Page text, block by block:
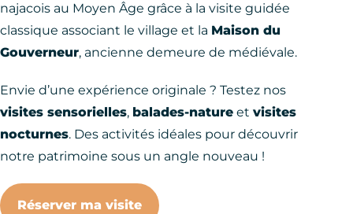
najacois au Moyen Âge grâce à la visite guidée
classique associant le village et la Maison du
Gouverneur, ancienne demeure de médiévale.
Envie d’une expérience originale ? Testez nos
visites sensorielles, balades-nature et visites
nocturnes. Des activités idéales pour découvrir
notre patrimoine sous un angle nouveau !
Réserver ma visite